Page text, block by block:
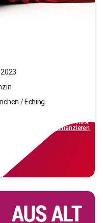
/ Eching
inkl.MwSt.
finanzieren